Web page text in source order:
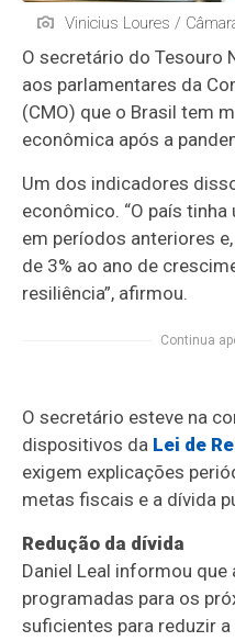
Vinicius Loures /
O secretário do Tesouro
aos parlamentares da
(CMO) que o Brasil tem
econômica após a
Um dos indicadores
econômico. “O país
em períodos anteriores
de 3% ao ano de
resiliência”, afirmou.
Continua
O secretário esteve na
dispositivos da Lei de
exigem explicações
metas fiscais e a dívida
Redução da dívida
Daniel Leal informou
programadas para os
suficientes para reduzir